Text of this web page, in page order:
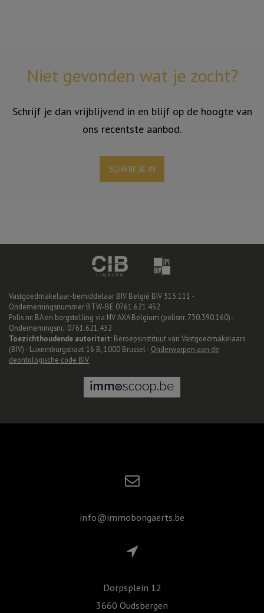
Niet gevonden wat je zocht?
Schrijf je dan vrijblijvend in en blijf op de hoogte van
ons recentste aanbod.
SCHRIJF JE IN
Vastgoedmakelaar-bemiddelaar BIV België BIV 513.111 -
Ondernemingsnummer BTW-BE 0761.621.432
Polis nr: BA en borgstelling via NV AXA Belgium (polisnr. 730.390.160) -
Ondernemingsnr.: 0761.621.432
Toezichthoudende autoriteit: Beroepsinstituut van Vastgoedmakelaars
(BIV) - Luxemburgstraat 16 B, 1000 Brussel - Onderworpen aan de
deontologische code BIV
info@immobongaerts.be
Dorpsplein 12
3660 Oudsbergen